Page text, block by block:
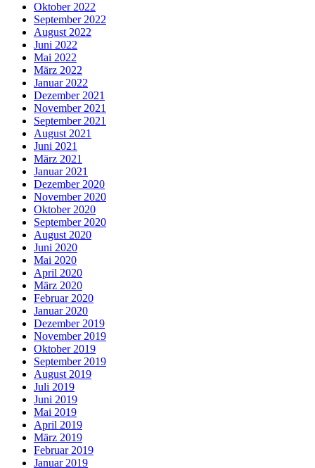
Oktober 2022
September 2022
August 2022
Juni 2022
Mai 2022
März 2022
Januar 2022
Dezember 2021
November 2021
September 2021
August 2021
Juni 2021
März 2021
Januar 2021
Dezember 2020
November 2020
Oktober 2020
September 2020
August 2020
Juni 2020
Mai 2020
April 2020
März 2020
Februar 2020
Januar 2020
Dezember 2019
November 2019
Oktober 2019
September 2019
August 2019
Juli 2019
Juni 2019
Mai 2019
April 2019
März 2019
Februar 2019
Januar 2019